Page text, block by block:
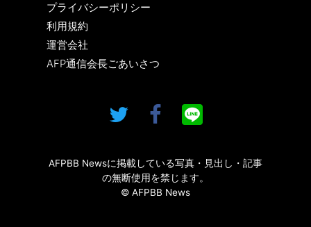
プライバシーポリシー
利用規約
運営会社
AFP通信会長ごあいさつ
AFPBB Newsに掲載している写真・見出し・記事
の無断使用を禁じます。
© AFPBB News